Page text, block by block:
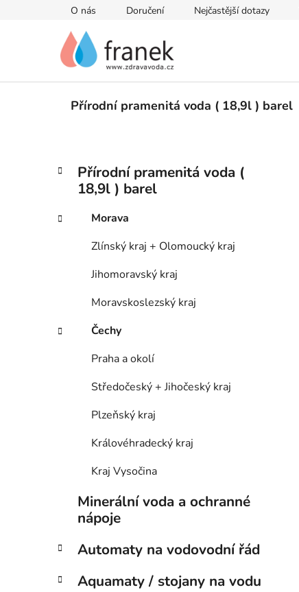
O nás Doručení Nejčastější dotazy
Přírodní pramenitá voda ( 18,9l ) barel
P
t
p
Přeskočit
kategorie
K
a
g
Přírodní pramenitá voda (
18,9l ) barel
Morava
Zlínský kraj + Olomoucký kraj
Jihomoravský kraj
Moravskoslezský kraj
Čechy
Praha a okolí
Středočeský + Jihočeský kraj
Plzeňský kraj
Královéhradecký kraj
Kraj Vysočina
Minerální voda a ochranné
nápoje
Automaty na vodovodní řád
Aquamaty / stojany na vodu